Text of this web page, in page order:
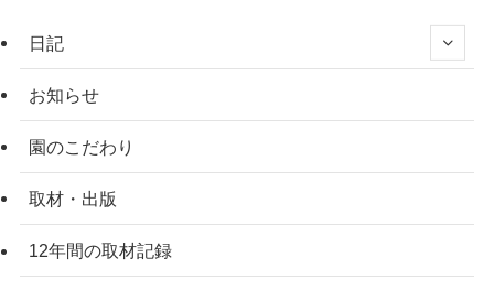
日記
お知らせ
園のこだわり
取材・出版
12年間の取材記録